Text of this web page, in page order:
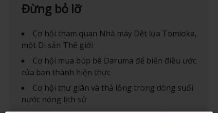
Đừng bỏ lỡ
Cơ hội tham quan Nhà máy Dệt lụa Tomioka,
một Di sản Thế giới
Cơ hội mua búp bê Daruma để biến điều ước
của bạn thành hiện thực
Cơ hội thư giãn và thả lỏng trong dòng suối
nước nóng lịch sử